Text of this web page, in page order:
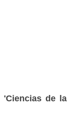
'Ciencias de la